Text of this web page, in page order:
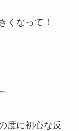
くなって！
度に初心な反